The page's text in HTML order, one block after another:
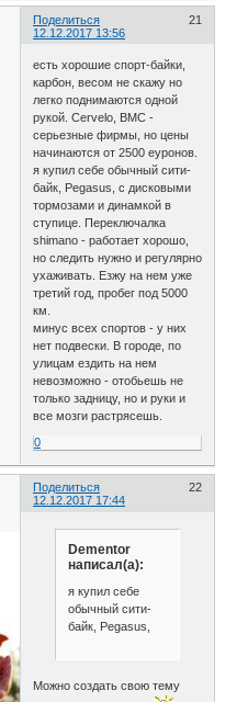
Поделиться
21
12.12.2017 13:56
есть хорошие спорт-байки,
карбон, весом не скажу но
легко поднимаются одной
рукой. Cervelo, BMC -
серьезные фирмы, но цены
начинаются от 2500 еуронов.
я купил себе обычный сити-
байк, Pegasus, с дисковыми
тормозами и динамкой в
ступице. Переключалка
shimano - работает хорошо,
но следить нужно и регулярно
ухаживать. Езжу на нем уже
третий год, пробег под 5000
км.
минус всех спортов - у них
нет подвески. В городе, по
улицам ездить на нем
невозможно - отобьешь не
только задницу, но и руки и
все мозги растрясешь.
0
Поделиться
22
12.12.2017 17:44
Dementor
написал(а):
я купил себе
обычный сити-
байк, Pegasus,
Можно создать свою тему